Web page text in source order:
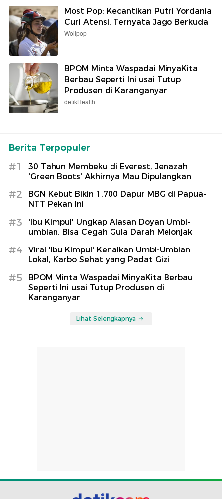
Most Pop: Kecantikan Putri Yordania
Curi Atensi, Ternyata Jago Berkuda
Wolipop
BPOM Minta Waspadai MinyaKita
Berbau Seperti Ini usai Tutup
Produsen di Karanganyar
detikHealth
Berita Terpopuler
#1
30 Tahun Membeku di Everest, Jenazah
'Green Boots' Akhirnya Mau Dipulangkan
#2
BGN Kebut Bikin 1.700 Dapur MBG di Papua-
NTT Pekan Ini
#3
'Ibu Kimpul' Ungkap Alasan Doyan Umbi-
umbian, Bisa Cegah Gula Darah Melonjak
#4
Viral 'Ibu Kimpul' Kenalkan Umbi-Umbian
Lokal, Karbo Sehat yang Padat Gizi
#5
BPOM Minta Waspadai MinyaKita Berbau
Seperti Ini usai Tutup Produsen di
Karanganyar
Lihat Selengkapnya